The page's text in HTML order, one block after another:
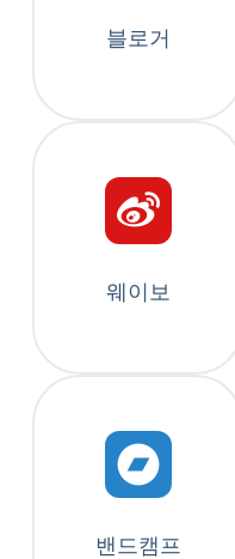
블로거
웨이보
밴드캠프